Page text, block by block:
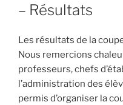
– Résultats
Les résultats de la
Nous remercions
professeurs, chefs
l’administration des
permis d’organiser la